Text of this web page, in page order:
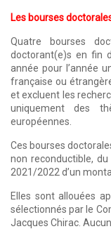
Les bourses
Quatre bourses
doctorant(e)s en fin
année pour l’année
française ou
et excluent les
uniquement des
européennes.
Ces bourses
non reconductible,
2021/2022 d’un
Elles sont allouées
sélectionnés par le
Jacques Chirac.